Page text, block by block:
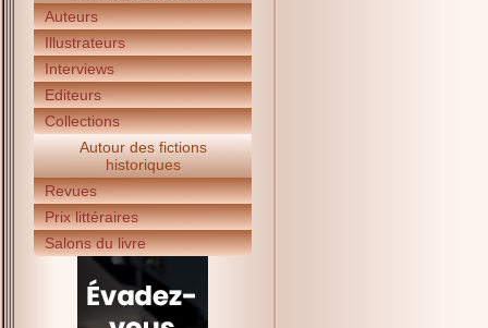
Auteurs
Illustrateurs
Interviews
Editeurs
Collections
Autour des fictions
historiques
Revues
Prix littéraires
Salons du livre